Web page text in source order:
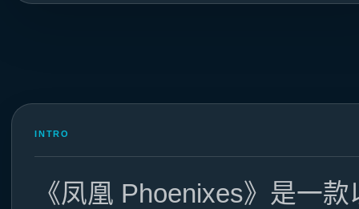
INTRO
《凤凰 Phoenixes》是一